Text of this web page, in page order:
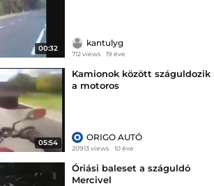
00:32
kantulyg
712 views 19 éve
05:54
Kamionok között száguldozik
a motoros
ORIGO AUTÓ
20913 views 10 éve
Óriási baleset a száguldó
Mercivel